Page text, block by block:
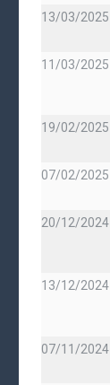
13/03/2025
11/03/2025
19/02/2025
07/02/2025
20/12/2024
13/12/2024
07/11/2024